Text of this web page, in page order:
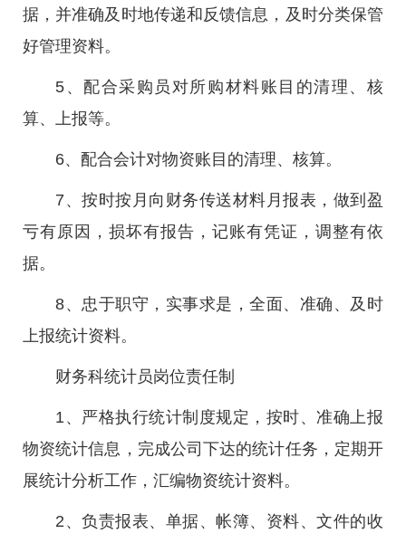
据，并准确及时地传递和反馈信息，及时分类保管
好管理资料。
5、配合采购员对所购材料账目的清理、核
算、上报等。
6、配合会计对物资账目的清理、核算。
7、按时按月向财务传送材料月报表，做到盈
亏有原因，损坏有报告，记账有凭证，调整有依
据。
8、忠于职守，实事求是，全面、准确、及时
上报统计资料。
财务科统计员岗位责任制
1、严格执行统计制度规定，按时、准确上报
物资统计信息，完成公司下达的统计任务，定期开
展统计分析工作，汇编物资统计资料。
2、负责报表、单据、帐簿、资料、文件的收